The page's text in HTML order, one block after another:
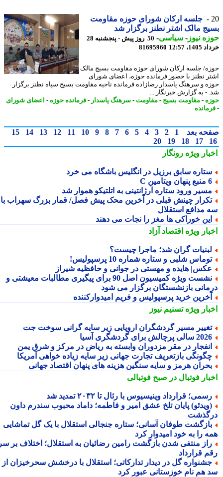
جلسه ارکان شورای حوزه مقاومت
مالک اشتر نطنز برگزار شد
نیوز-سیاسی-
50 روز پیش - پنجشنبه 28
12:57
81695960
جلسه ارکان شورای حوزه مقاومت بسیج مالک
نطنز با حضور فرمانده حوزه، اعضای شورای
و سرهنگ پاسدار رضازاده فرمانده ناحیه مقاومت بسیج سپاه نطنز برگزار
- به گزارش خبرنگار ...
-مقاومت بسیج-مقاومت-سرهنگ پاسدار-فرمانده حوزه-اعضای شورای
بعد 1
2
3
4
5
6
7
8
9
10
11
12
13
14
15
17
18
19
20
ویژهرونگار
سابق برزیل در انگلیس باشگاه می خرد
ورود ستاره آرژانتینی به اتلتیکو هموار شد
چینش قبلی در آخرین محک پیش فصل/ قمار بزرگ سهراب با
مدافع استقلال
خوراکی ها مغز را نجات می دهند
ویژهاقتصاد آزاد
گران شد؛ ماجرا چیست؟
شلبی و ستاره شماره 10 پرسپولیس!
هایده و مهستی در جوانی و حافظیه شیراز
نشست ویژه کمیسیون اصل 90 برای پیگیری مطالبات معیشتی و
بازنشستگان برگزار می شود
خرید پرسپولیس و فریم امیدوارکننده
ویژهتسنیم نیوز
مسیر گردشگران اروپایی زیر سایه گرانی سوخت جت
سالی پرچالش برای گردشگری آسیا
در مقر مزدوران وابسته به ریاض در مرکز و شرق یمن
بازتعریف تجارت جهانی زیر سایه زیاده خواهی آمریکا
هرمز و سایه سنگین هزینه های پنهان اقتصاد جهانی
فوتبال در صبح فوتبالی
قرارداد وینیسیوس با رئال تا ۲۰۳۲ تمدید شد
پایان تلخ عشق امیر و فاطمه؛ داماد محبوب سندرم داون
طوفان آسانی؛ ستاره جنجالی استقلال با یک گل تماشایی
را به خود امیدوار کرد
منتفی شدن بازگشت رامین رضائیان به استقلال؛ اختلاف بر سر
قرارداد
گل در دیدار تدارکاتی؛ استقلال با درخشش سحرخیزان از
هم نام خوزستانی عبور کرد